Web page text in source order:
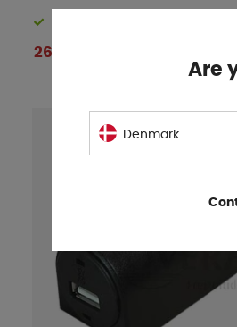
266 DKK
Are
Denmark